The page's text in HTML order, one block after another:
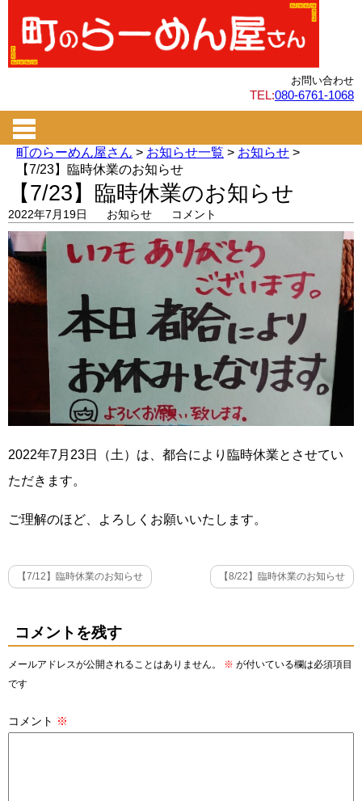
お問い合わせ
TEL:080-6761-1068
町のらーめん屋さん > お知らせ一覧 > お知らせ >
【7/23】臨時休業のお知らせ
【7/23】臨時休業のお知らせ
2022年7月19日 お知らせ コメント
2022年7月23日（土）は、都合により 臨時休業とさせてい
ただきます。
ご理解のほど、よろしくお願いいたします。
【7/12】臨時休業のお知らせ 【8/22】臨時休業のお知らせ
コメントを残す
メールアドレスが公開されることはありません。 ※ が付いている欄は必須項目
です
コメント ※